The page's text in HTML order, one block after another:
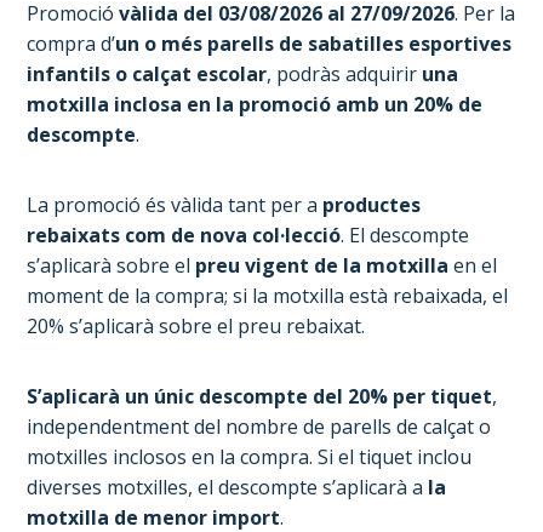
Promocióvàlida del 03/08/2026 al 27/09/2026. Per la
compra d’un o més parells de sabatilles esportives
infantils o calçat escolar, podràs adquirir una
motxilla inclosa en la promoció amb un 20% de
descompte.
La promoció és vàlida tant per a productes
rebaixats com de nova col·lecció. El descompte
s’aplicarà sobre el preu vigent de la motxilla en el
moment de la compra; si la motxilla està rebaixada, el
20% s’aplicarà sobre el preu rebaixat.
S’aplicarà un únic descompte del 20% per tiquet,
independentment del nombre de parells de calçat o
motxilles inclosos en la compra. Si el tiquet inclou
diverses motxilles, el descompte s’aplicarà a la
motxilla de menor import.